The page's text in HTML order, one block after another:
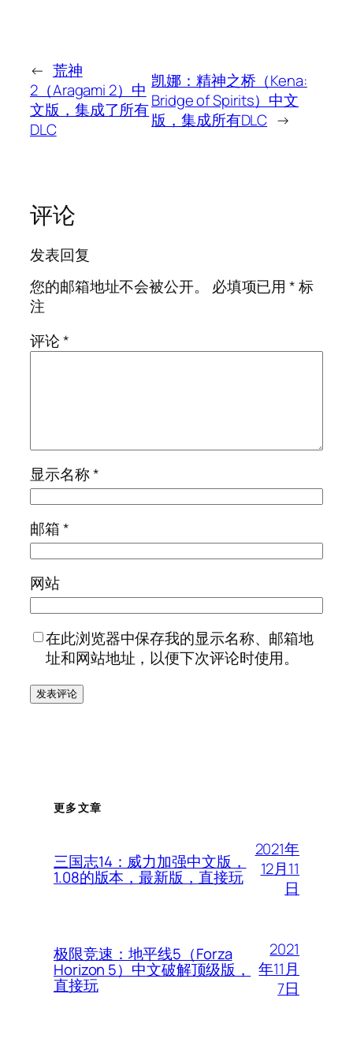
← 荒神
2（Aragami 2）中
文版，集成了所有
DLC
凯娜：精神之桥（Kena:
Bridge of Spirits）中文
版，集成所有DLC →
评论
发表回复
您的邮箱地址不会被公开。
必填项已用*标
注
评论*
显示名称*
邮箱*
网站
在此浏览器中保存我的显示名称、邮箱地
址和网站地址，以便下次评论时使用。
更多文章
三国志14：威力加强中文版，
1.08的版本，最新版，直接玩
2021年
12月11
日
极限竞速：地平线5（Forza
Horizon 5）中文破解顶级版，
直接玩
2021
年11月
7日